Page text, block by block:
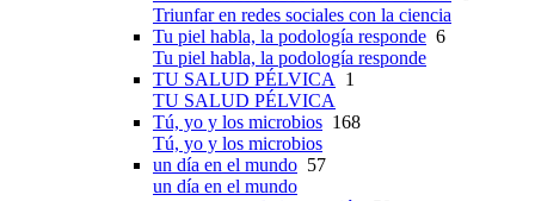
Triunfar en redes sociales con la ciencia
Tu piel habla, la podología responde 6
Tu piel habla, la podología responde
TU SALUD PÉLVICA
1
TU SALUD PÉLVICA
Tú, yo y los microbios 168
Tú, yo y los microbios
un día en el mundo 57
un día en el mundo